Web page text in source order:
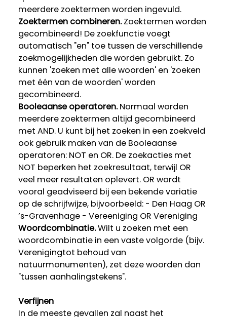
meerdere zoektermen worden ingevuld.
Zoektermen combineren.Zoektermen worden
gecombineerd! De zoekfunctie voegt
automatisch "en" toe tussen de verschillende
zoekmogelijkheden die worden gebruikt. Zo
kunnen 'zoeken met alle woorden' en 'zoeken
met één van de woorden' worden
gecombineerd.
Booleaanse operatoren.Normaal worden
meerdere zoektermen altijd gecombineerd
met AND. U kunt bij het zoeken in een zoekveld
ook gebruik maken van de Booleaanse
operatoren: NOT en OR. De zoekacties met
NOT beperken het zoekresultaat, terwijl OR
veel meer resultaten oplevert. OR wordt
vooral geadviseerd bij een bekende variatie
op de schrijfwijze, bijvoorbeeld: - Den Haag OR
’s-Gravenhage - Vereeniging OR Vereniging
Woordcombinatie.Wilt u zoeken met een
woordcombinatie in een vaste volgorde (bijv.
Verenigingtot behoud van
natuurmonumenten), zet deze woorden dan
"tussen aanhalingstekens".
Verfijnen
In de meeste gevallen zal naast het